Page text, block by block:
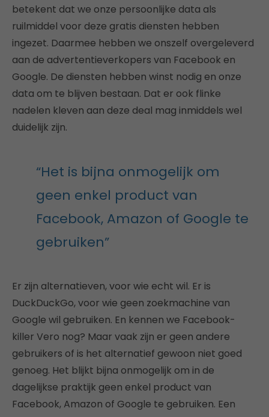
betekent dat we onze persoonlijke data als
ruilmiddel voor deze gratis diensten hebben
ingezet. Daarmee hebben we onszelf overgeleverd
aan de advertentieverkopers van Facebook en
Google. De diensten hebben winst nodig en onze
data om te blijven bestaan. Dat er ook flinke
nadelen kleven aan deze deal mag inmiddels wel
duidelijk zijn.
“Het is bijna onmogelijk om
geen enkel product van
Facebook, Amazon of Google te
gebruiken”
Er zijn alternatieven, voor wie echt wil. Er is
DuckDuckGo, voor wie geen zoekmachine van
Google wil gebruiken. En kennen we Facebook-
killer Vero nog? Maar vaak zijn er geen andere
gebruikers of is het alternatief gewoon niet goed
genoeg. Het blijkt bijna onmogelijk om in de
dagelijkse praktijk geen enkel product van
Facebook, Amazon of Google te gebruiken. Een